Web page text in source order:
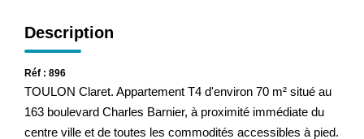
Description
Réf : 896
TOULON Claret. Appartement T4 d'environ 70 m² situé au
163 boulevard Charles Barnier, à proximité immédiate du
centre ville et de toutes les commodités accessibles à pied.